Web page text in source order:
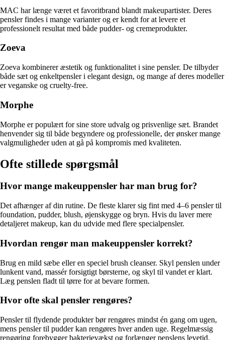
MAC har længe været et favoritbrand blandt makeupartister. Deres
pensler findes i mange varianter og er kendt for at levere et
professionelt resultat med både pudder- og cremeprodukter.
Zoeva
Zoeva kombinerer æstetik og funktionalitet i sine pensler. De tilbyder
både sæt og enkeltpensler i elegant design, og mange af deres modeller
er veganske og cruelty-free.
Morphe
Morphe er populært for sine store udvalg og prisvenlige sæt. Brandet
henvender sig til både begyndere og professionelle, der ønsker mange
valgmuligheder uden at gå på kompromis med kvaliteten.
Ofte stillede spørgsmål
Hvor mange makeuppensler har man brug for?
Det afhænger af din rutine. De fleste klarer sig fint med 4–6 pensler til
foundation, pudder, blush, øjenskygge og bryn. Hvis du laver mere
detaljeret makeup, kan du udvide med flere specialpensler.
Hvordan rengør man makeuppensler korrekt?
Brug en mild sæbe eller en speciel brush cleanser. Skyl penslen under
lunkent vand, massér forsigtigt børsterne, og skyl til vandet er klart.
Læg penslen fladt til tørre for at bevare formen.
Hvor ofte skal pensler rengøres?
Pensler til flydende produkter bør rengøres mindst én gang om ugen,
mens pensler til pudder kan rengøres hver anden uge. Regelmæssig
rengøring forebygger bakterievækst og forlænger penslens levetid.